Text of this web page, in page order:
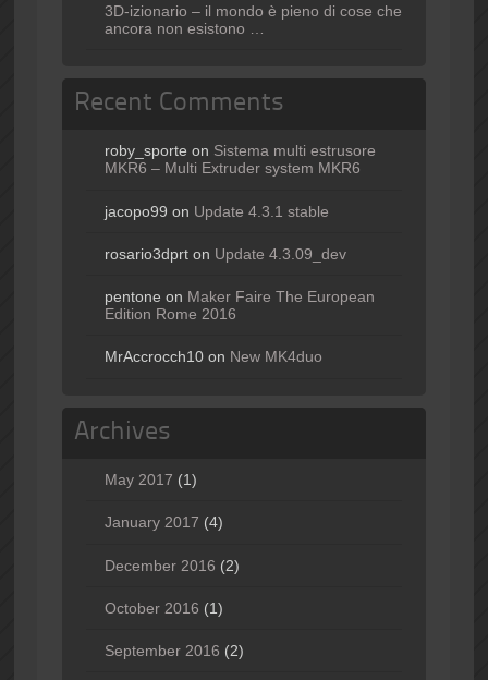
3D-izionario – il mondo è pieno di cose che
ancora non esistono …
Recent Comments
roby_sporte on Sistema multi estrusore
MKR6 – Multi Extruder system MKR6
jacopo99 on Update 4.3.1 stable
rosario3dprton Update 4.3.09_dev
pentone on Maker Faire The European
Edition Rome 2016
MrAccrocch10on New MK4duo
Archives
May 2017 (1)
January 2017 (4)
December 2016 (2)
October 2016 (1)
September 2016 (2)